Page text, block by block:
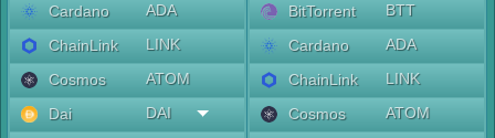
Cardano
ADA
ChainLink
LINK
Cosmos
ATOM
Dai
DAI
BitTorrent
BTT
Cardano
ADA
ChainLink
LINK
Cosmos
ATOM